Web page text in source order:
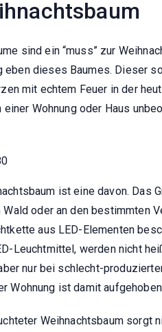
sind ein “muss” zur
eben dieses Baumes. Dieser
mit echtem Feuer in der
Wohnung oder Haus
ist eine davon. Das
Wald oder an den bestimmten
aus LED-Elementen
Leuchtmittel, werden nicht
nur bei schlecht-
Wohnung ist damit
Weihnachtsbaum sorgt